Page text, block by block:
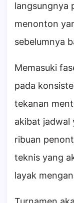
langsungnya
menonton
sebelumnya
Memasuki
pada
tekanan
akibat jadwal
ribuan
teknis yang
layak